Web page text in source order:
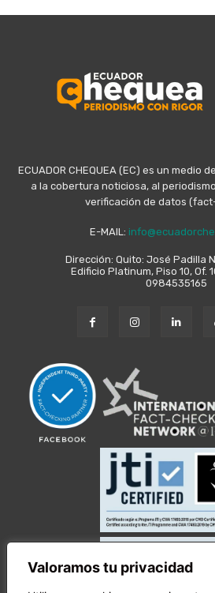
Valoramos tu privacidad
ECUADOR CHEQUEA (EC) es un medio
a la cobertura noticiosa, al
verificación de datos
E-MAIL:
Dirección: Quito: José Padilla
Edificio Platinum, Piso 10, Of.
0984535165